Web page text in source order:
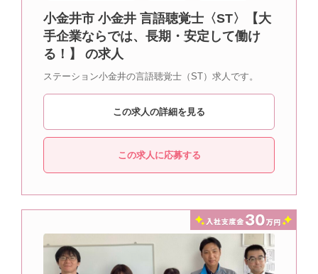
小金井市 小金井 言語聴覚士〈ST〉【大
手企業ならでは、長期・安定して働け
る！】 の求人
ステーション小金井の言語聴覚士（ST）求人です。
この求人の詳細を見る
この求人に応募する